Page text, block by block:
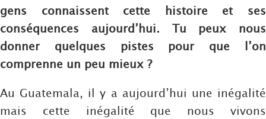
gens connaissent cette histoire et ses
conséquences aujourd’hui. Tu peux nous
donner quelques pistes pour que l’on
comprenne un peu mieux ?
Au Guatemala, il y a aujourd’hui une inégalité
mais cette inégalité que nous vivons